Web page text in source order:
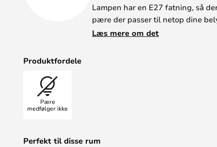
Lampen har en E27 fatning, så
pære der passer til netop dine
atmosfærisk hyggelys eller en
Læs mere om det
Produktfordele
Pære
medfølger ikke
Perfekt til disse rum